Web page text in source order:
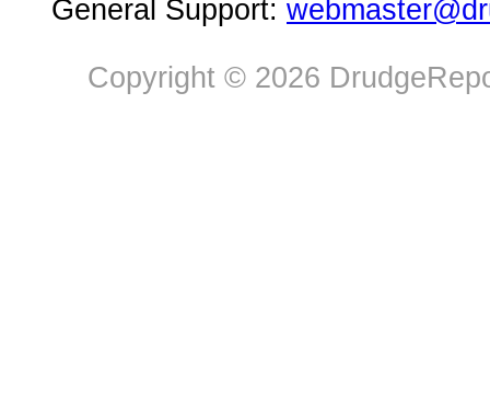
General Support:
Copyright © 2026